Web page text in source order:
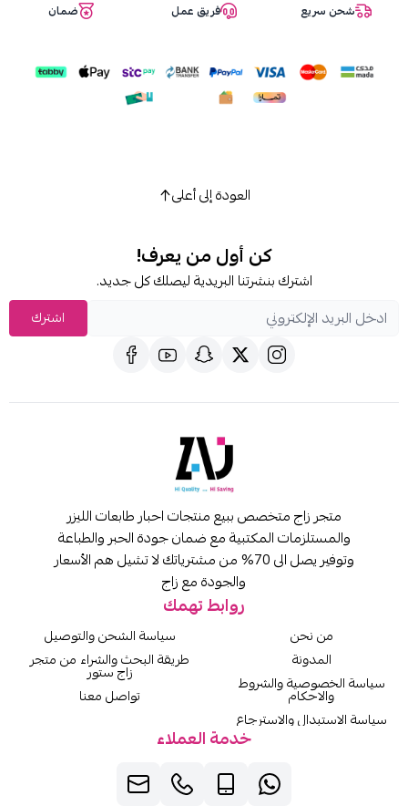
اسحب و افلت الملف هنا
شحن سريع فريق عمل ضمان
العودة إلى أعلى
كن أول من يعرف!
اشترك بنشرتنا البريدية ليصلك كل جديد.
اشترك
متجر زاج متخصص ببيع منتجات احبار طابعات الليزر
والمستلزمات المكتبية مع ضمان جودة الحبر والطباعة
وتوفير يصل الى 70% من مشترياتك لا تشيل هم الأسعار
والجودة مع زاج
روابط تهمك
من نحن
المدونة
سياسة الخصوصية والشروط
والاحكام
سياسة الاستبدال والاسترجاع
سياسة الشحن والتوصيل
طريقة البحث والشراء من متجر
زاج ستور
تواصل معنا
خدمة العملاء